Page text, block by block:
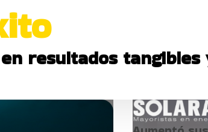
resultados tangibles